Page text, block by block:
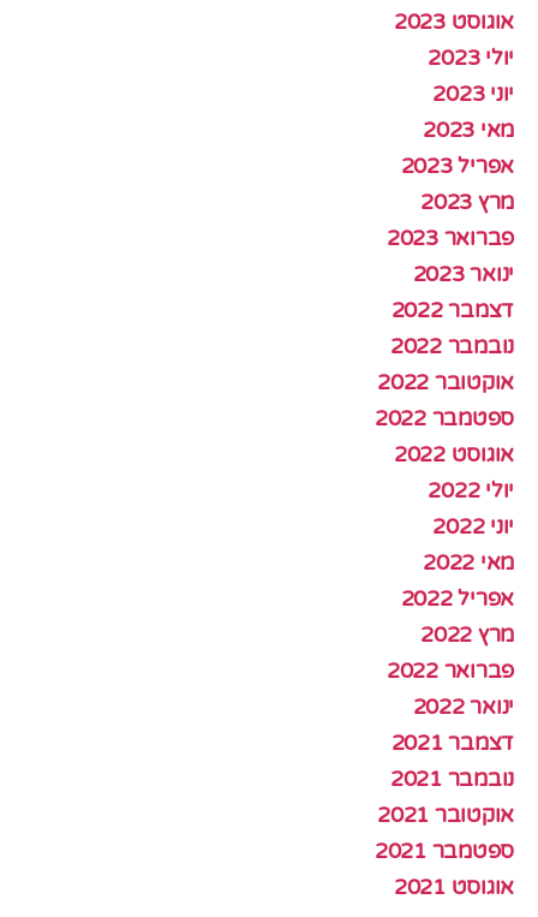
אוגוסט 2023
יולי 2023
יוני 2023
מאי 2023
אפריל 2023
מרץ 2023
פברואר 2023
ינואר 2023
דצמבר 2022
נובמבר 2022
אוקטובר 2022
ספטמבר 2022
אוגוסט 2022
יולי 2022
יוני 2022
מאי 2022
אפריל 2022
מרץ 2022
פברואר 2022
ינואר 2022
דצמבר 2021
נובמבר 2021
אוקטובר 2021
ספטמבר 2021
אוגוסט 2021